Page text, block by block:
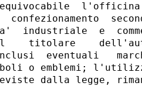
e
titolare
eventuali
o emblemi;
dalla legge,